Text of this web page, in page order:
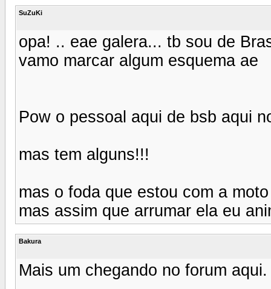
SuZuKi
opa! .. eae galera... tb sou de
vamo marcar algum esquema ae
Pow o pessoal aqui de bsb aqui
mas tem alguns!!!
mas o foda que estou com a
mas assim que arrumar ela eu
Bakura
Mais um chegando no forum aqui.